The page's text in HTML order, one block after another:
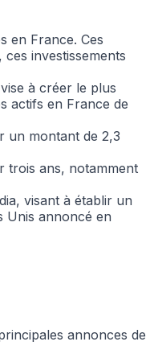
en France. Ces
investissements
à créer le plus
actifs en France de
un montant de 2,3
trois ans, notamment
visant à établir un
Unis annoncé en
annonces de